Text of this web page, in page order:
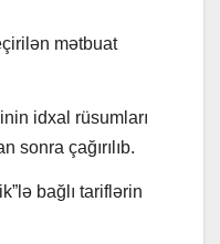
mətbuat
idxal rüsumları
sonra çağırılıb.
bağlı tariflərin